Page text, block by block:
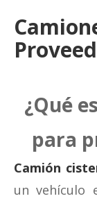
¿Qué
para
Camión
un vehículo